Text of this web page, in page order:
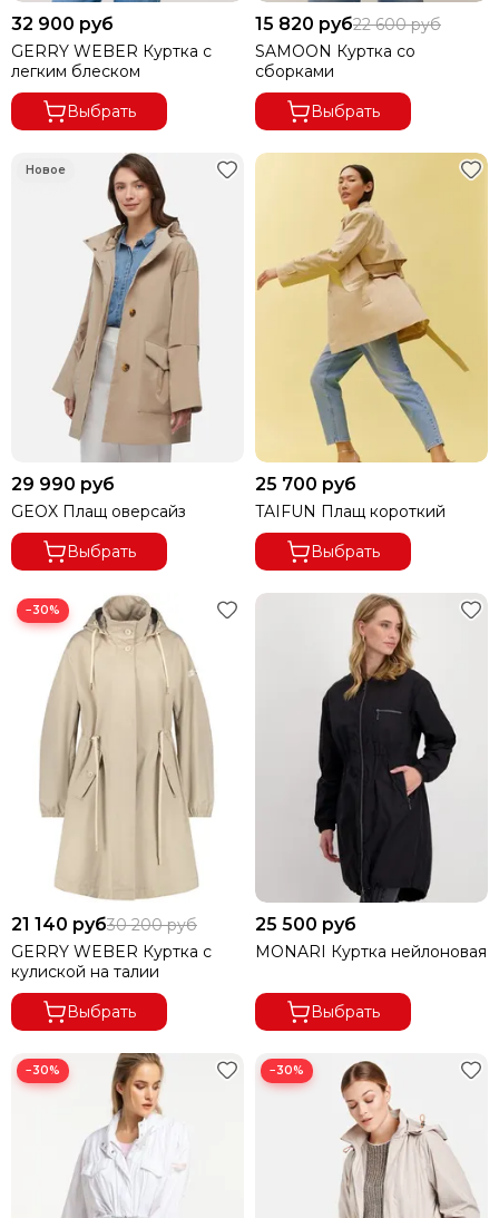
32 900 руб
GERRY WEBER Куртка с
легким блеском
Выбрать
15 820 руб22 600 руб
SAMOON Куртка со
сборками
Выбрать
29 990 руб
GEOX Плащ оверсайз
Выбрать
25 700 руб
TAIFUN Плащ короткий
Выбрать
−30%
21 140 руб30 200 руб
GERRY WEBER Куртка с
кулиской на талии
Выбрать
25 500 руб
MONARI Куртка нейлоновая
Выбрать
−30% −30%